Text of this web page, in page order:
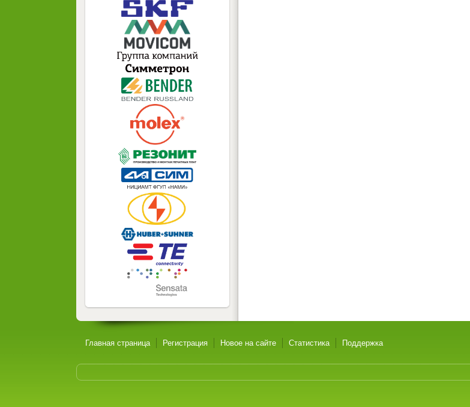
Главная страница Регистрация Новое на сайте Статистика Поддержка